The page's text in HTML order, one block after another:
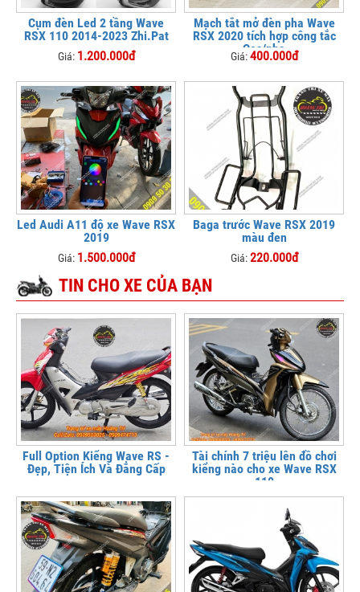
Cụm đèn Led 2 tầng Wave
RSX 110 2014-2023 Zhi.Pat
Giá: 1.200.000đ
Mạch tắt mở đèn pha Wave
RSX 2020 tích hợp công tắc
Cos/pha
Giá:400.000đ
Led Audi A11 độ xe Wave RSX
2019
Giá: 1.500.000đ
Baga trước Wave RSX 2019
màu đen
Giá:220.000đ
TIN CHO XE CỦA BẠN
Full Option Kiểng Wave RS -
Đẹp, Tiện Ích Và Đẳng Cấp
Tài chính 7 triệu lên đồ chơi
kiểng nào cho xe Wave RSX
110